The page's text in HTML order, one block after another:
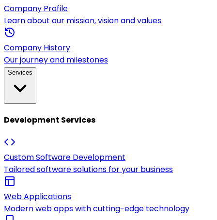
Company Profile
Learn about our mission, vision and values
Company History
Our journey and milestones
Services
Development Services
Custom Software Development
Tailored software solutions for your business
Web Applications
Modern web apps with cutting-edge technology